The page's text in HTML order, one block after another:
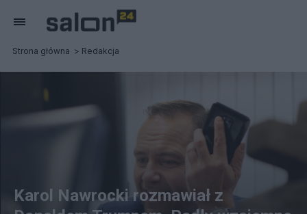
Strona główna Redakcja
Karol Nawrocki rozmawiał z